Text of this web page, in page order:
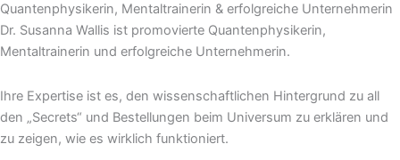
Quantenphysikerin, Mentaltrainerin & erfolgreiche Unternehmerin
Dr. Susanna Wallis ist promovierte Quantenphysikerin,
Mentaltrainerin und erfolgreiche Unternehmerin.
Ihre Expertise ist es, den wissenschaftlichen Hintergrund zu all
den „Secrets“ und Bestellungen beim Universum zu erklären und
zu zeigen, wie es wirklich funktioniert.